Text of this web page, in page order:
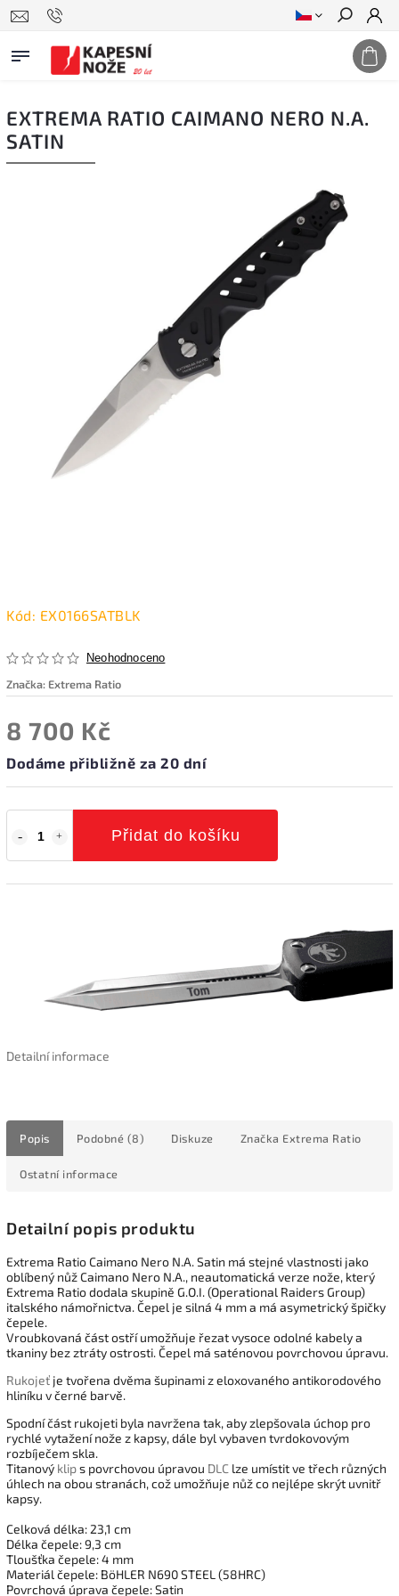
Hledat
EXTREMA RATIO CAIMANO NERO N.A.
SATIN
Kód: EX0166SATBLK
Neohodnoceno
Značka: Extrema Ratio
8 700 Kč
Dodáme přibližně za 20 dní
Přidat do košíku
Detailní informace
Popis Podobné (8) Diskuze Značka Extrema Ratio
Ostatní informace
Detailní popis produktu
Extrema Ratio Caimano Nero N.A. Satin má stejné vlastnosti jako
oblíbený nůž Caimano Nero N.A., neautomatická verze nože, který
Extrema Ratio dodala skupině G.O.I. (Operational Raiders Group)
italského námořnictva. Čepel je silná 4 mm a má asymetrický špičky
čepele.
Vroubkovaná část ostří umožňuje řezat vysoce odolné kabely a
tkaniny bez ztráty ostrosti. Čepel má saténovou povrchovou úpravu.
Rukojeť je tvořena dvěma šupinami z eloxovaného antikorodového
hliníku v černé barvě.
Spodní část rukojeti byla navržena tak, aby zlepšovala úchop pro
rychlé vytažení nože z kapsy, dále byl vybaven tvrdokovovým
rozbíječem skla.
Titanový klips povrchovou úpravou DLC lze umístit ve třech různých
úhlech na obou stranách, což umožňuje nůž co nejlépe skrýt uvnitř
kapsy.
Celková délka: 23,1 cm
Délka čepele: 9,3 cm
Tloušťka čepele: 4 mm
Materiál čepele: BöHLER N690 STEEL (58HRC)
Povrchová úprava čepele: Satin